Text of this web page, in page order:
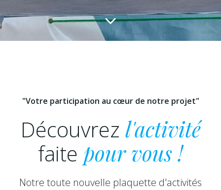
"Votre participation au cœur de notre projet"
Découvrez l'activité
faite pour vous !
Notre toute nouvelle plaquette d'activités